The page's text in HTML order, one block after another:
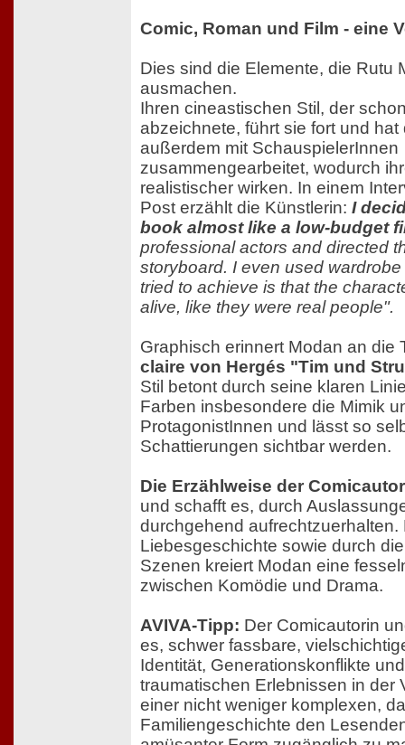
Comic, Roman und Film - eine
Dies sind die Elemente, die Rutu
ausmachen.
Ihren cineastischen Stil, der
abzeichnete, führt sie fort und hat
außerdem mit SchauspielerInnen
zusammengearbeitet, wodurch
realistischer wirken. In einem
Post erzählt die Künstlerin: I
book almost like a low-budget
professional actors and directed
storyboard. I even used
tried to achieve is that the
alive, like they were real people".
Graphisch erinnert Modan an die
claire von Hergés "Tim und
Stil betont durch seine klaren
Farben insbesondere die Mimik
ProtagonistInnen und lässt so
Schattierungen sichtbar werden.
Die Erzählweise der
und schafft es, durch
durchgehend aufrechtzuerhalten.
Liebesgeschichte sowie durch
Szenen kreiert Modan eine
zwischen Komödie und Drama.
AVIVA-Tipp: Der Comicautorin
es, schwer fassbare,
Identität, Generationskonflikte
traumatischen Erlebnissen in der
einer nicht weniger komplexen,
Familiengeschichte den